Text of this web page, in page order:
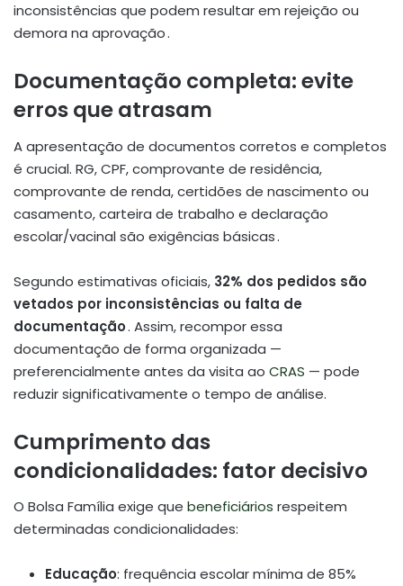
inconsistências que podem resultar em rejeição ou
demora na aprovação .
Documentação completa: evite
erros que atrasam
A apresentação de documentos corretos e completos
é crucial. RG, CPF, comprovante de residência,
comprovante de renda, certidões de nascimento ou
casamento, carteira de trabalho e declaração
escolar/vacinal são exigências básicas .
Segundo estimativas oficiais, 32% dos pedidos são
vetados por inconsistências ou falta de
documentação. Assim, recompor essa
documentação de forma organizada —
preferencialmente antes da visita ao CRAS — pode
reduzir significativamente o tempo de análise.
Cumprimento das
condicionalidades: fator decisivo
O Bolsa Família exige que beneficiários respeitem
determinadas condicionalidades:
Educação: frequência escolar mínima de 85%